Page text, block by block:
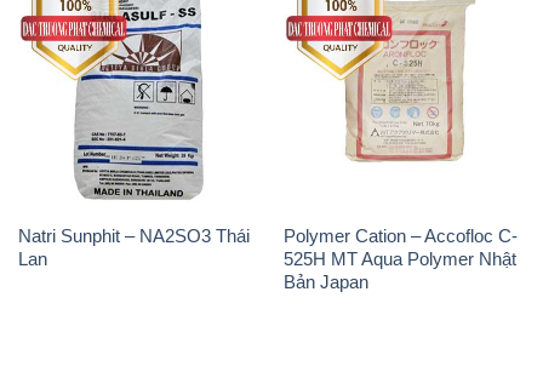
Natri Sunphit – NA2SO3 Thái
Lan
Polymer Cation – Accofloc C-
525H MT Aqua Polymer Nhật
Bản Japan